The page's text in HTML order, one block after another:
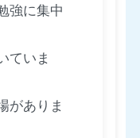
強に集中
ていま
がありま